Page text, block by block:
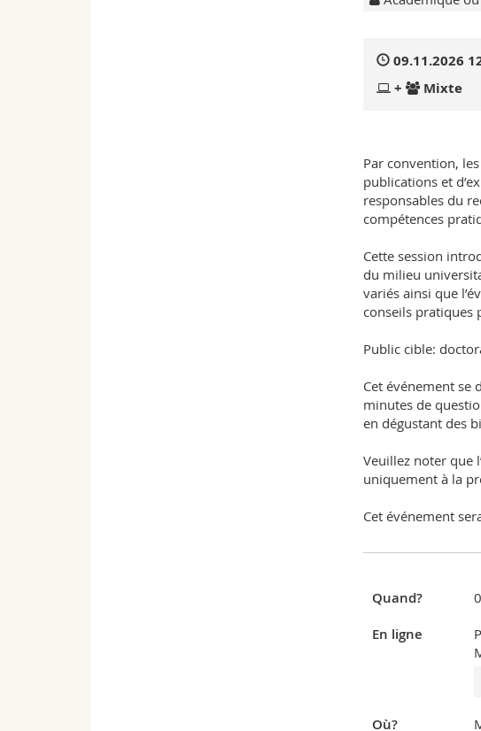
09.11.2026
+
Mixte
Par convention,
publications et
responsables du
compétences
Cette session
du milieu
variés ainsi que
conseils pratiques
Public cible:
Cet événement se
minutes de
en dégustant des
Veuillez noter que
uniquement à la
Cet événement
Quand?
En ligne
Où?